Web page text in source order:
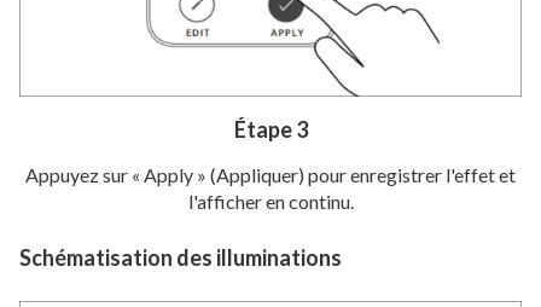
Étape 3
Appuyez sur « Apply » (Appliquer) pour enregistrer l'effet et
l'afficher en continu.
Schématisation des illuminations